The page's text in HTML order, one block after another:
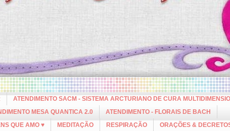
ATENDIMENTO SACM - SISTEMA ARCTURIANO DE CURA
MESA QUANTICA 2.0
ATENDIMENTO - FLORAIS DE BACH
QUE AMO ♥ MEDITAÇÃO RESPIRAÇÃO ORAÇÕES &